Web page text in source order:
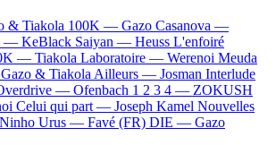
& Tiakola 100K — Gazo Casanova —
— KeBlack Saiyan — Heuss L'enfoiré
— Tiakola Laboratoire — Werenoi Meuda
Gazo & Tiakola Ailleurs — Josman Interlude
— Ofenbach 1 2 3 4 — ZOKUSH
Celui qui part — Joseph Kamel Nouvelles
Ninho Urus — Favé (FR) DIE — Gazo